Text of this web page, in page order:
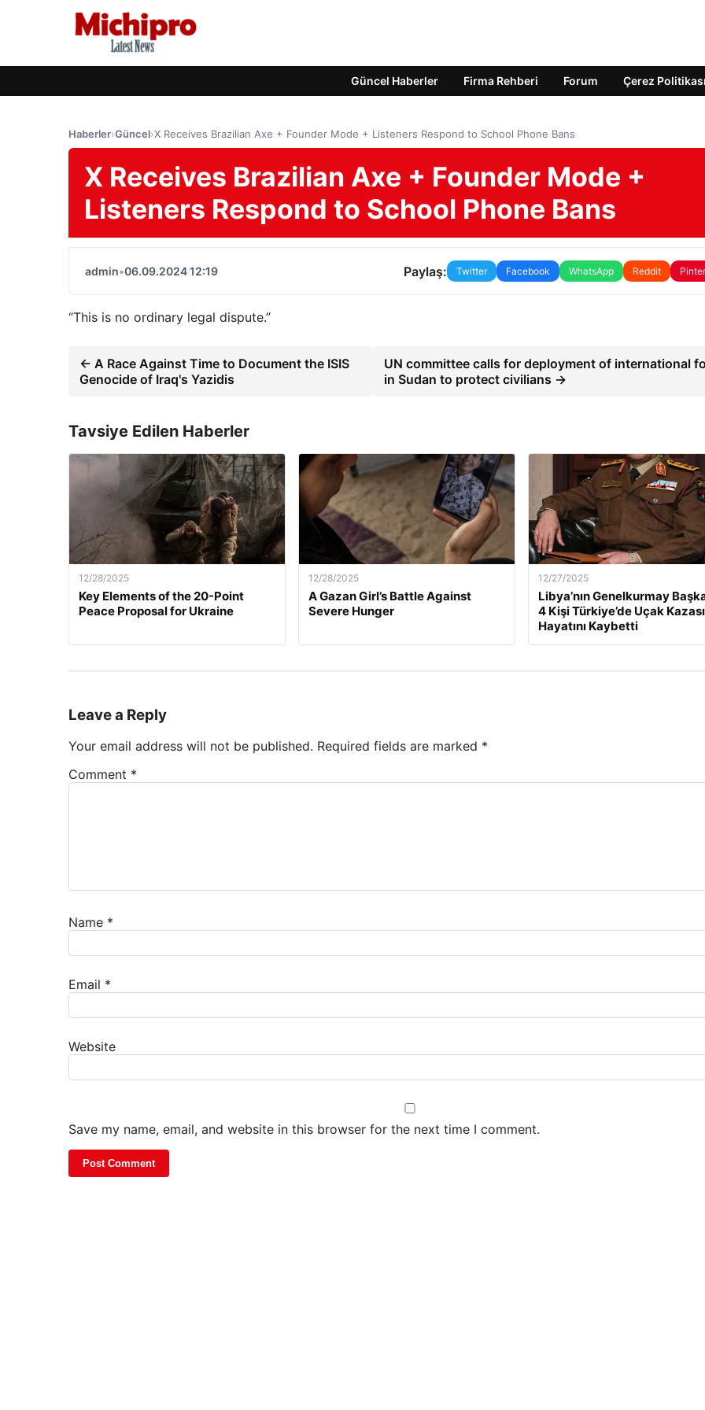
Güncel Haberler Firma Rehberi Forum Çerez Politikası
Haberler›Güncel›X Receives Brazilian Axe + Founder Mode + Listeners Respond to School Phone Bans
X Receives Brazilian Axe + Founder Mode +
Listeners Respond to School Phone Bans
admin•06.09.2024 12:19 Paylaş: Twitter Facebook WhatsApp Reddit
“This is no ordinary legal dispute.”
← A Race Against Time to Document the ISIS
Genocide of Iraq's Yazidis
UN committee calls for deployment of international
in Sudan to protect civilians →
Tavsiye Edilen Haberler
12/28/2025
Key Elements of the 20-Point
Peace Proposal for Ukraine
12/28/2025
A Gazan Girl’s Battle Against
Severe Hunger
12/27/2025
Libya’nın Genelkurmay
4 Kişi Türkiye’de Uçak
Hayatını Kaybetti
Leave a Reply
Your email address will not be published. Required fields are marked *
Comment *
Name *
Email *
Website
Save my name, email, and website in this browser for the next time I comment.